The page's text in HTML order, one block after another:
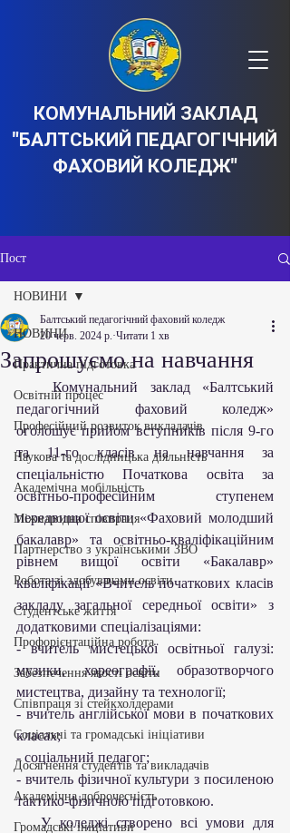
КОМУНАЛЬНИЙ ЗАКЛАД
"БАЛТСЬКИЙ ПЕДАГОГІЧНИЙ
ФАХОВИЙ КОЛЕДЖ"
Пост
НОВИНИ
Практична підготовка
Освітній процес
Професійний розвиток викладачів
Наукова та дослідницька діяльність
Академічна мобільність
Міжнародна співпраця
Партнерство з українськими ЗВО
Робота зі здобувачами освіти
Студентське життя
Профорієнтаційна робота
Забезпечення якості освіти
Співпраця зі стейкхолдерами
Соціальні та громадські ініціативи
Досягнення студентів та викладачів
Академічна доброчесність
Громадські ініціативи
НОВИНИ
Запрошуємо на навчання
Балтський педагогічний фаховий коледж
20 черв. 2024 р. Читати 1 хв
   Комунальний заклад «Балтський
педагогічний фаховий коледж»
оголошує прийом вступників після 9-го
та 11-го класів на навчання за
спеціальністю Початкова освіта за
освітньо-професійним ступенем
передвищої освіти «Фаховий молодший
бакалавр» та освітньо-кваліфікаційним
рівнем вищої освіти «Бакалавр»
кваліфікації «Вчитель початкових класів
закладу загальної середньої освіти» з
додатковими спеціалізаціями:
- вчитель мистецької освітньої галузі:
музики, хореографії, образотворчого
мистецтва, дизайну та технології;
- вчитель англійської мови в початкових
класах;
- соціальний педагог;
- вчитель фізичної культури з посиленою
тактико-фізичною підготовкою.
   У коледжі створено всі умови для